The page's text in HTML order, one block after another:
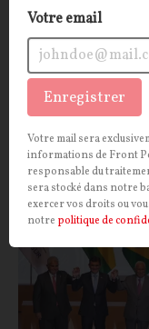
Une marge faite
risquerait, à
alimentaire
Votre email
Enregistrer
Votre mail sera
informations de Front
responsable du
sera stocké dans notre
exercer vos droits ou
notre politique de